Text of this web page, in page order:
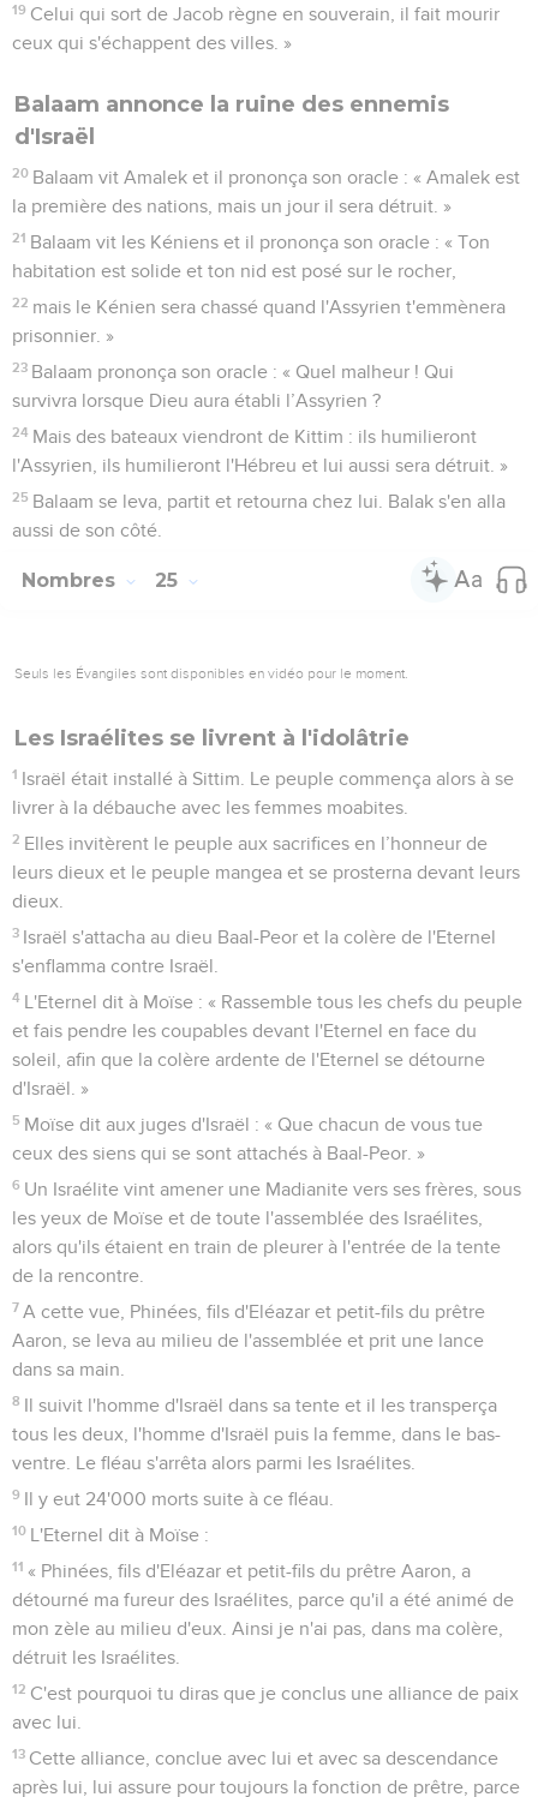
19 Celui qui sort de Jacob règne en souverain, il fait mourir
ceux qui s'échappent des villes. »
Balaam annonce la ruine des ennemis
d'Israël
20 Balaam vit Amalek et il prononça son oracle : « Amalek est
la première des nations, mais un jour il sera détruit. »
21 Balaam vit les Kéniens et il prononça son oracle : « Ton
habitation est solide et ton nid est posé sur le rocher,
22 mais le Kénien sera chassé quand l'Assyrien t'emmènera
prisonnier. »
23 Balaam prononça son oracle : « Quel malheur ! Qui
survivra lorsque Dieu aura établi l’Assyrien ?
24 Mais des bateaux viendront de Kittim : ils humilieront
l'Assyrien, ils humilieront l'Hébreu et lui aussi sera détruit. »
25 Balaam se leva, partit et retourna chez lui. Balak s'en alla
aussi de son côté.
Nombres 25
Seuls les Évangiles sont disponibles en vidéo pour le moment.
Les Israélites se livrent à l'idolâtrie
1 Israël était installé à Sittim. Le peuple commença alors à se
livrer à la débauche avec les femmes moabites.
2 Elles invitèrent le peuple aux sacrifices en l’honneur de
leurs dieux et le peuple mangea et se prosterna devant leurs
dieux.
3 Israël s'attacha au dieu Baal-Peor et la colère de l'Eternel
s'enflamma contre Israël.
4 L'Eternel dit à Moïse : « Rassemble tous les chefs du peuple
et fais pendre les coupables devant l'Eternel en face du
soleil, afin que la colère ardente de l'Eternel se détourne
d'Israël. »
5 Moïse dit aux juges d'Israël : « Que chacun de vous tue
ceux des siens qui se sont attachés à Baal-Peor. »
6 Un Israélite vint amener une Madianite vers ses frères, sous
les yeux de Moïse et de toute l'assemblée des Israélites,
alors qu'ils étaient en train de pleurer à l'entrée de la tente
de la rencontre.
7 A cette vue, Phinées, fils d'Eléazar et petit-fils du prêtre
Aaron, se leva au milieu de l'assemblée et prit une lance
dans sa main.
8 Il suivit l'homme d'Israël dans sa tente et il les transperça
tous les deux, l'homme d'Israël puis la femme, dans le bas-
ventre. Le fléau s'arrêta alors parmi les Israélites.
9 Il y eut 24'000 morts suite à ce fléau.
10 L'Eternel dit à Moïse :
11 « Phinées, fils d'Eléazar et petit-fils du prêtre Aaron, a
détourné ma fureur des Israélites, parce qu'il a été animé de
mon zèle au milieu d'eux. Ainsi je n'ai pas, dans ma colère,
détruit les Israélites.
12 C'est pourquoi tu diras que je conclus une alliance de paix
avec lui.
13 Cette alliance, conclue avec lui et avec sa descendance
après lui, lui assure pour toujours la fonction de prêtre, parce